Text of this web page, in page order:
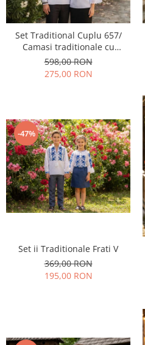
Set Traditional Cuplu 657/
Camasi traditionale cu
broderie
598,00 RON
275,00 RON
-47%
Set ii Traditionale Frati V
369,00 RON
195,00 RON